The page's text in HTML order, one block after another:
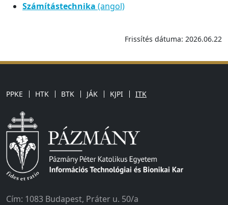
Számítástechnika (angol)
Frissítés dátuma: 2026.06.22
PPKE HTK BTK JÁK KJPI ITK
Cím: 1083 Budapest, Práter u. 50/a